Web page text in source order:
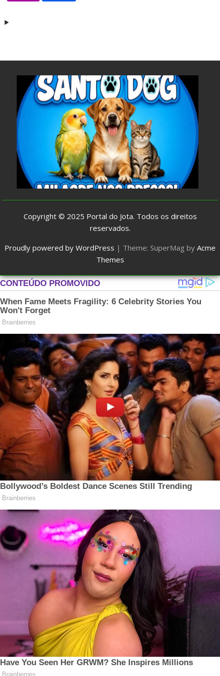
Copyright © 2025 Portal do Jota. Todos os direitos
reservados.
Proudly powered by WordPress | Theme: SuperMag by Acme
Themes